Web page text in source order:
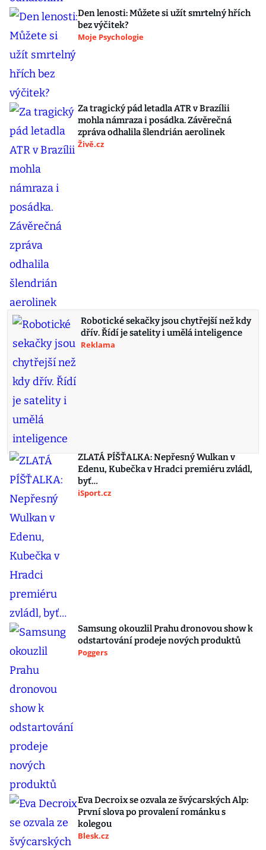
Den lenosti: Můžete si užít smrtelný hřích
bez výčitek?
Moje Psychologie
Za tragický pád letadla ATR v Brazílii
mohla námraza i posádka. Závěrečná
zpráva odhalila šlendrián aerolinek
Živě.cz
Robotické sekačky jsou chytřejší než kdy
dřív. Řídí je satelity i umělá inteligence
Reklama
ZLATÁ PÍŠŤALKA: Nepřesný Wulkan v
Edenu, Kubečka v Hradci premiéru zvládl,
byť…
iSport.cz
Samsung okouzlil Prahu dronovou show k
odstartování prodeje nových produktů
Poggers
Eva Decroix se ozvala ze švýcarských Alp:
První slova po provalení románku s
kolegou
Blesk.cz